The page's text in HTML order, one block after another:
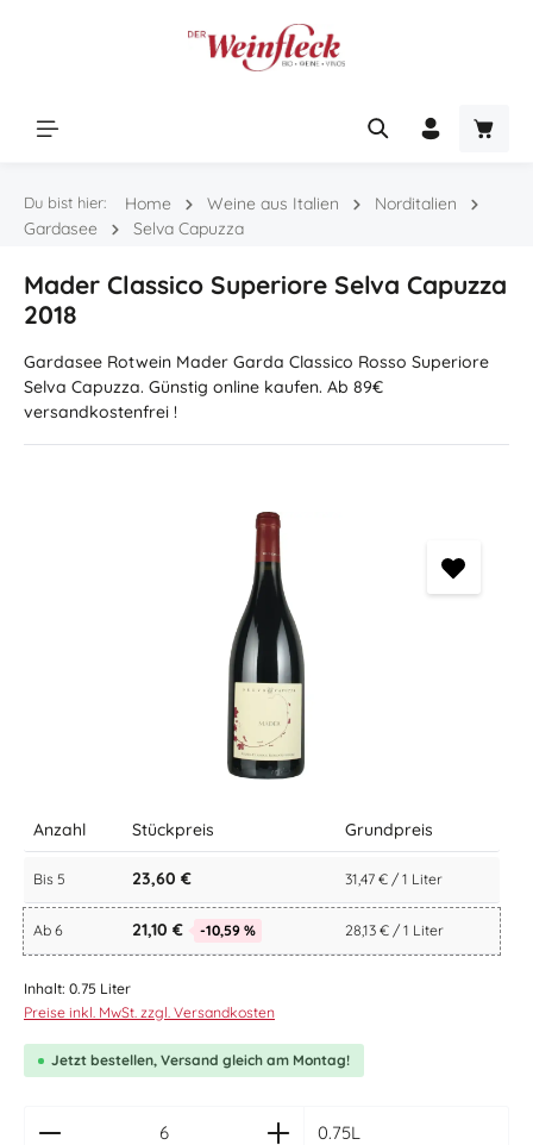
Du bist hier: Home Weine aus Italien
Norditalien
Gardasee
Selva Capuzza
Mader Classico Superiore Selva Capuzza
2018
Gardasee Rotwein Mader Garda Classico Rosso Superiore
Selva Capuzza. Günstig online kaufen. Ab 89€
versandkostenfrei !
Anzahl Stückpreis Grundpreis
Bis 5 23,60 € 31,47 € / 1 Liter
Ab 6 21,10 € -10,59 % 28,13 € / 1 Liter
Inhalt: 0.75 Liter
Preise inkl. MwSt. zzgl. Versandkosten
Jetzt bestellen, Versand gleich am Montag!
0.75L